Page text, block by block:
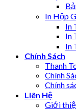
In Hộp
In
In
In
Chính Sách
Thanh
Chính
Chính
Liên Hệ
Giới